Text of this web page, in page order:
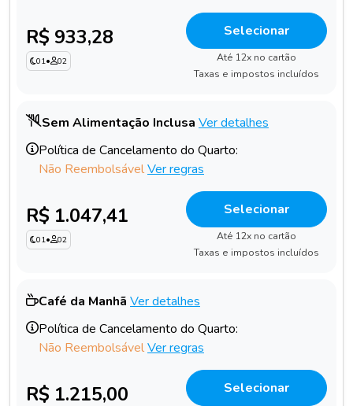
R$ 933,28
01• 02
Selecionar
Até 12x no cartão
Taxas e impostos incluídos
Sem Alimentação Inclusa Ver detalhes
Política de Cancelamento do Quarto:
Não ReembolsávelVer regras
R$ 1.047,41
01• 02
Selecionar
Até 12x no cartão
Taxas e impostos incluídos
Café da Manhã Ver detalhes
Política de Cancelamento do Quarto:
Não ReembolsávelVer regras
R$ 1.215,00 Selecionar